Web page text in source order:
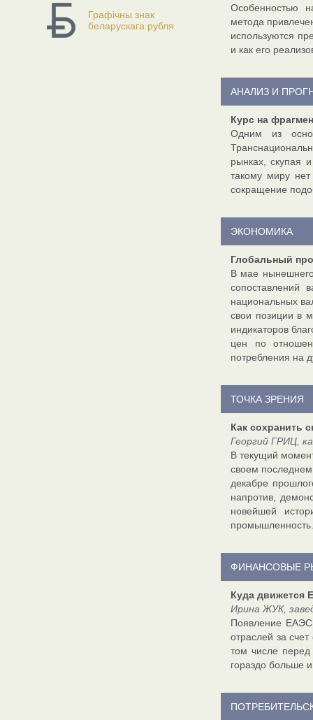
Графічны знак
беларускага рубля
Особенностью
метода
используются
и как его
АНАЛИЗ И
Курс на
Одним из
рынках, скупая
такому миру
сокращение
ЭКОНОМИКА
Глобальный
В мае
сопоставлений
национальных
свои позиции в
индикаторов
цен по
потребления на
ТОЧКА ЗРЕНИЯ
Как сохранить
Георгий ГРИЦ,
В текущий
своем
декабре
напротив,
новейшей
промышленность.
ФИНАНСОВЫЕ
Куда движется
Ирина ЖУК,
Появление ЕАЭС
отраслей за
том числе перед
гораздо больше